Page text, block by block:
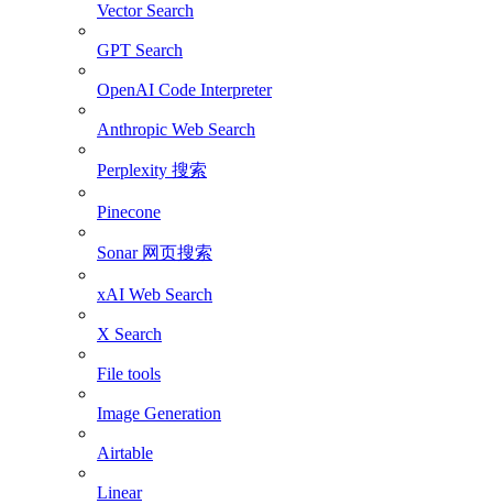
Vector Search
GPT Search
OpenAI Code Interpreter
Anthropic Web Search
Perplexity 搜索
Pinecone
Sonar 网页搜索
xAI Web Search
X Search
File tools
Image Generation
Airtable
Linear